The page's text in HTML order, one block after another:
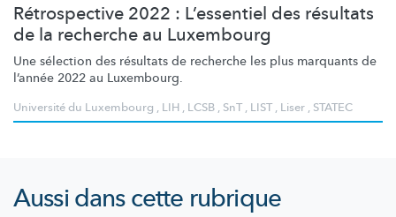
Rétrospective 2022 : L’essentiel des résultats
de la recherche au Luxembourg
Une sélection des résultats de recherche les plus marquants de
l’année 2022 au Luxembourg.
Université du Luxembourg , LIH , LCSB , SnT, LIST, Liser , STATEC
Aussi dans cette rubrique